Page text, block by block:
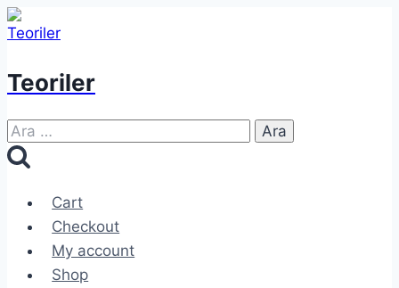
Skip
to
Teoriler
Arama:
Cart
Checkout
My account
Shop